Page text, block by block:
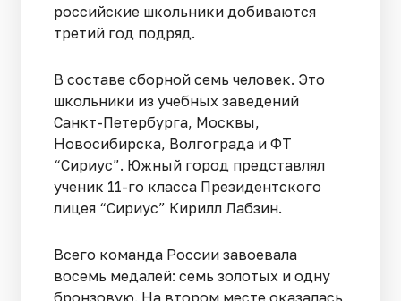
российские школьники добиваются
третий год подряд.
В составе сборной семь человек. Это
школьники из учебных заведений
Санкт-Петербурга, Москвы,
Новосибирска, Волгограда и ФТ
“Сириус”. Южный город представлял
ученик 11-го класса Президентского
лицея “Сириус” Кирилл Лабзин.
Всего команда России завоевала
восемь медалей: семь золотых и одну
бронзовую. На втором месте оказалась